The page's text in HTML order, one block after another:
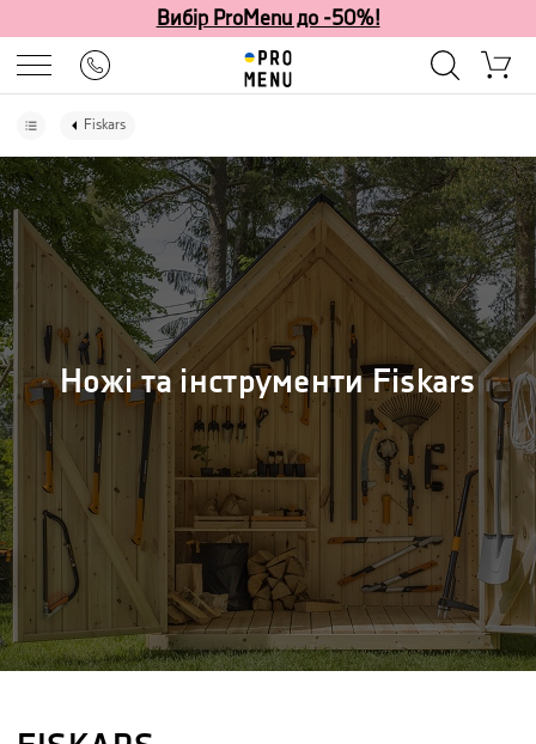
Вибір ProMenu до -50%!
Fiskars
Ножі та інструменти Fiskars